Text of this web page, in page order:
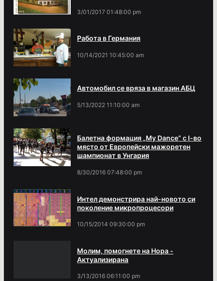
3/01/2017 01:48:00 pm
Работа в Германия
10/14/2021 10:45:00 am
Автомобил се вряза в магазин АБЦ
5/13/2022 11:10:00 am
Балетна формация „My Dance” с І-во
място от Европейски мажоретен
шампионат в Унгария
8/30/2016 07:48:00 pm
Интел демонстрира най-новото си
поколение микропроцесори
10/15/2014 09:30:00 pm
Молим, помогнете на Нора -
Актуализирана
3/13/2016 06:11:00 pm